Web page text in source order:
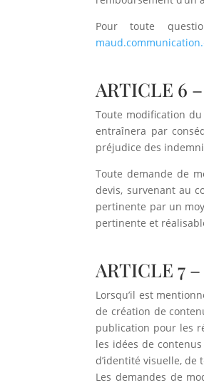
Pour toute
ARTICLE 6
Toute modification
entraînera par
préjudice des
Toute demande de
devis, survenant au
pertinente par un
pertinente et
ARTICLE 7
Lorsqu’il est
de création de
publication pour les
les idées de
d’identité visuelle, de
Les demandes de